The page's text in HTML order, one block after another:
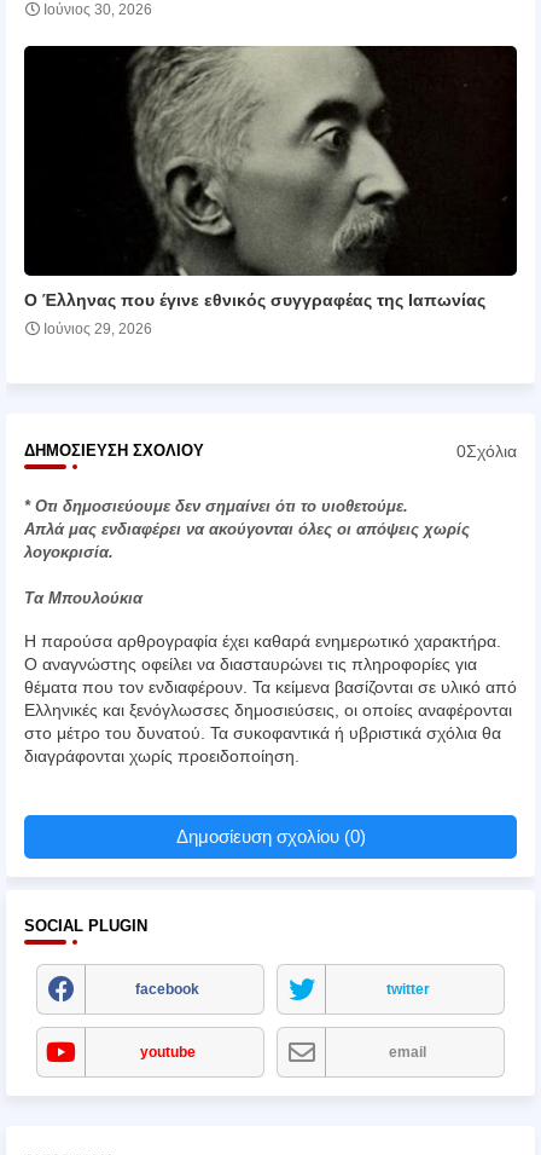
Ιούνιος 30, 2026
Ο Έλληνας που έγινε εθνικός συγγραφέας της Ιαπωνίας
Ιούνιος 29, 2026
ΔΗΜΟΣΊΕΥΣΗ ΣΧΟΛΊΟΥ 0Σχόλια
* Οτι δημοσιεύουμε δεν σημαίνει ότι το υιοθετούμε.
Απλά μας ενδιαφέρει να ακούγονται όλες οι απόψεις χωρίς
λογοκρισία.
Τα Μπουλούκια
Η παρούσα αρθρογραφία έχει καθαρά ενημερωτικό χαρακτήρα.
Ο αναγνώστης οφείλει να διασταυρώνει τις πληροφορίες για
θέματα που τον ενδιαφέρουν. Τα κείμενα βασίζονται σε υλικό από
Ελληνικές και ξενόγλωσσες δημοσιεύσεις, οι οποίες αναφέρονται
στο μέτρο του δυνατού. Τα συκοφαντικά ή υβριστικά σχόλια θα
διαγράφονται χωρίς προειδοποίηση.
Δημοσίευση σχολίου (0)
SOCIAL PLUGIN
facebook twitter
youtube email